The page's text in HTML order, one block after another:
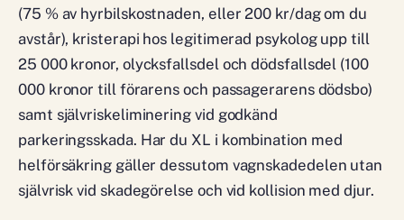
(75 % av hyrbilskostnaden, eller 200 kr/dag om du
avstår), kristerapi hos legitimerad psykolog upp till
25 000 kronor, olycksfallsdel och dödsfallsdel (100
000 kronor till förarens och passagerarens dödsbo)
samt självriskeliminering vid godkänd
parkeringsskada. Har du XL i kombination med
helförsäkring gäller dessutom vagnskadedelen utan
självrisk vid skadegörelse och vid kollision med djur.